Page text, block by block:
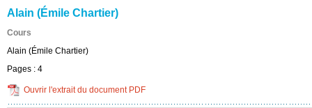
Alain (Émile Chartier)
Cours
Alain (Émile Chartier)
Pages : 4
Ouvrir l'extrait du document PDF